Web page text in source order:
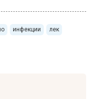
инфекции лек